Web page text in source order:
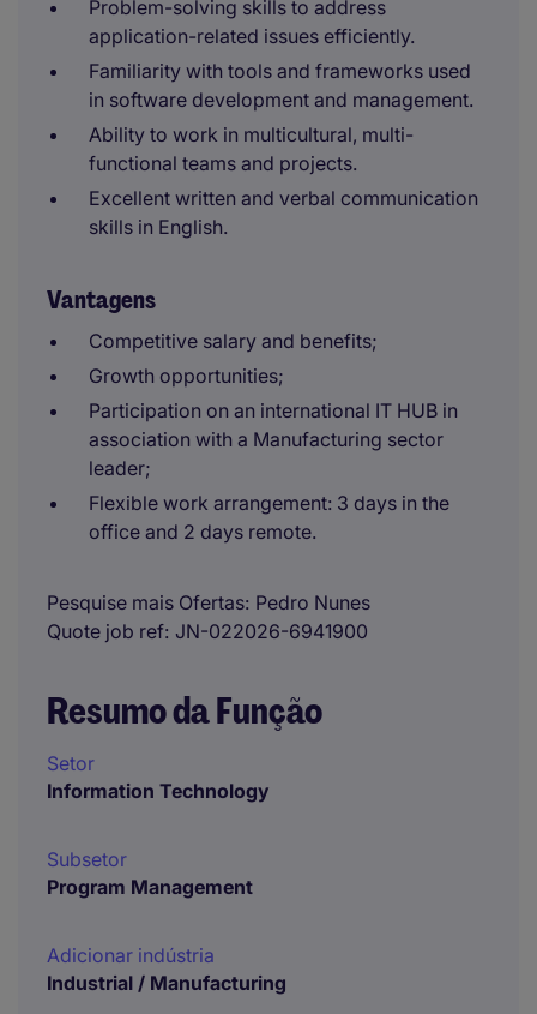
Problem-solving skills to address
application-related issues efficiently.
Familiarity with tools and frameworks used
in software development and management.
Ability to work in multicultural, multi-
functional teams and projects.
Excellent written and verbal communication
skills in English.
Vantagens
Competitive salary and benefits;
Growth opportunities;
Participation on an international IT HUB in
association with a Manufacturing sector
leader;
Flexible work arrangement: 3 days in the
office and 2 days remote.
Pesquise mais Ofertas Pedro Nunes
Quote job ref JN-022026-6941900
Resumo da Função
Setor
Information Technology
Subsetor
Program Management
Adicionar indústria
Industrial / Manufacturing